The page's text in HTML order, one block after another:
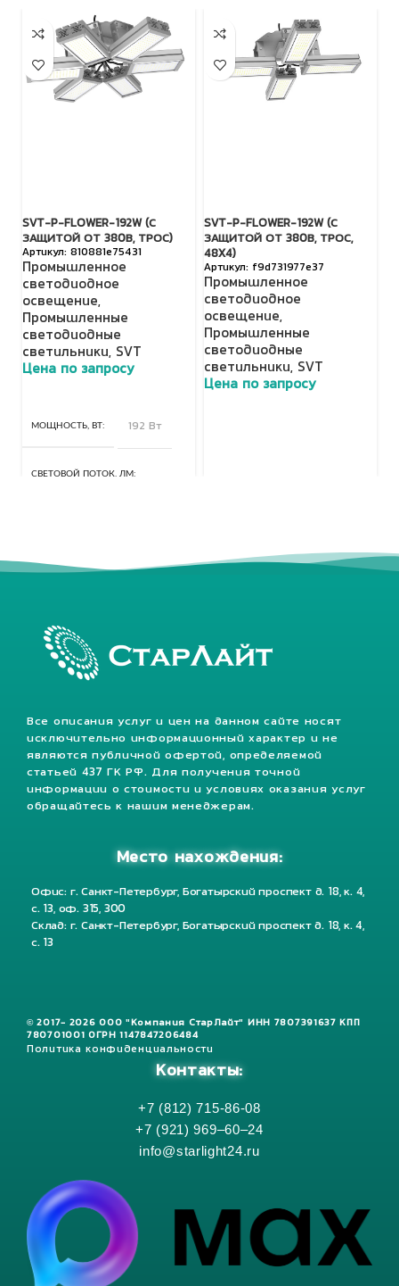
SVT-P-FLOWER-192W (С
ЗАЩИТОЙ ОТ 380В, ТРОС)
810881e75431
Промышленное
светодиодное
освещение,
Промышленные
светодиодные
светильники, SVT
Цена по запросу
МОЩНОСТЬ, ВТ 192 Вт
СВЕТОВОЙ ПОТОК, ЛМ
КЛАСС ЗАЩИТЫ, IP 67
SVT-P-FLOWER-192W (С
ЗАЩИТОЙ ОТ 380В, ТРОС,
48X4)
f9d731977e37
Промышленное
светодиодное
освещение,
Промышленные
светодиодные
светильники, SVT
Цена по запросу
Все описания услуг и цен на данном сайте носят
исключительно информационный характер и не
являются публичной офертой, определяемой
статьей 437 ГК РФ. Для получения точной
информации о стоимости и условиях оказания услуг
обращайтесь к нашим менеджерам.
Место нахождения:
Офис: г. Санкт-Петербург, Богатырский проспект д. 18, к. 4,
с. 13, оф. 315, 300
Склад: г. Санкт-Петербург, Богатырский проспект д. 18, к. 4,
с. 13
© 2017- 2026 ООО "Компания СтарЛайт" ИНН 7807391637 КПП
780701001 ОГРН 1147847206484
Политика конфиденциальности
Контакты:
+7 (812) 715-86-08
+7 (921) 969–60–24
info@starlight24.ru